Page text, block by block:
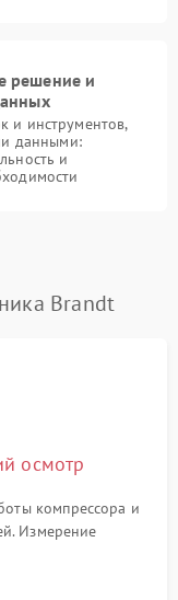
решение и
и инструментов,
данными:
и
Brandt
осмотр
компрессора и
Измерение
термостата и
дисплея.